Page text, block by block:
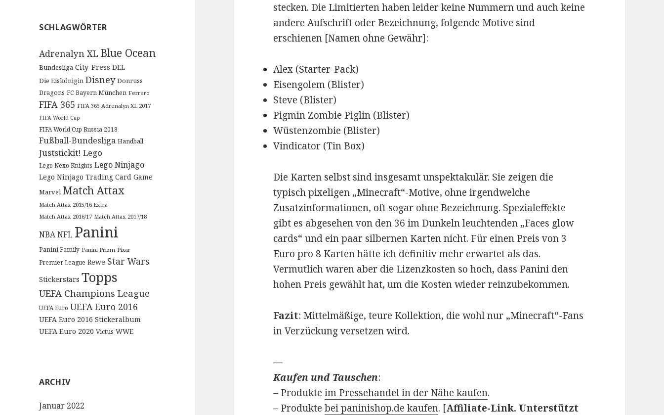
SCHLAGWÖRTER
Adrenalyn XL Blue Ocean
Bundesliga City-Press DEL
Die Eiskönigin Disney Donruss
Dragons FC Bayern München Ferrero
FIFA 365 FIFA 365 Adrenalyn XL 2017
FIFA World Cup
FIFA World Cup Russia 2018
Fußball-Bundesliga Handball
Juststickit! Lego
Lego Nexo Knights Lego Ninjago
Lego Ninjago Trading Card Game
Marvel Match Attax
Match Attax 2015/16 Extra
Match Attax 2016/17 Match Attax 2017/18
NBANFL Panini
Panini Family Panini Prizm Pixar
Premier League Rewe Star Wars
Stickerstars Topps
UEFA Champions League
UEFA Euro UEFA Euro 2016
UEFA Euro 2016 Stickeralbum
UEFA Euro 2020 Victus WWE
ARCHIV
Januar 2022
stecken. Die Limitierten haben leider keine Nummern und auch keine
andere Aufschrift oder Bezeichnung, folgende Motive sind
erschienen [Namen ohne Gewähr]:
Alex (Starter-Pack)
Eisengolem (Blister)
Steve (Blister)
Pigmin Zombie Piglin (Blister)
Wüstenzombie (Blister)
Vindicator (Tin Box)
Die Karten selbst sind insgesamt unspektakulär. Sie zeigen die
typisch pixeligen „Minecraft“-Motive, ohne irgendwelche
Zusatzinformationen, oft sogar ohne Bezeichnung. Spezialeffekte
gibt es abgesehen von den 36 im Dunkeln leuchtenden „Faces glow
cards“ und ein paar silbernen Karten nicht. Für einen Preis von 3
Euro pro 8 Karten hätte ich definitiv mehr erwartet als das.
Vermutlich waren aber die Lizenzkosten so hoch, dass Panini den
hohen Preis gewählt hat, um die Kosten wieder reinzubekommen.
Fazit: Mittelmäßige, teure Kollektion, die wohl nur „Minecraft“-Fans
in Verzückung versetzen wird.
—
Kaufen und Tauschen:
– Produkteim Pressehandel in der Nähe kaufen.
– Produktebei paninishop.de kaufen. [Affiliate-Link. Unterstützt